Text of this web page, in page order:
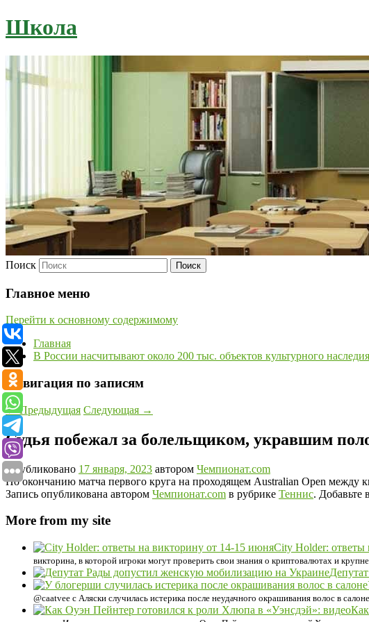
Школа
Поиск
Главное меню
Перейти к основному содержимому
Главная
В России насчитывают около 200 тыс. объектов культурного наследия
Навигация по записям
←Предыдущая Следующая →
Судья побежал за болельщиком, укравшим
Опубликовано 17 января, 2023 автором Чемпионат.com
По окончанию матча первого круга на проходящем Australian Open между
Запись опубликована автором Чемпионат.com в рубрике Теннис. Добавьте
More from my site
City Holder: ответы
викторина, в которой игроки могут проверить свои знания о криптовалютах и
@caatvee с Аляски случилась истерика после неудачного окрашивания волос в